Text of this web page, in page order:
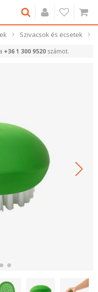
Szivacsok és ecsetek
+36 1 300 9520számot.